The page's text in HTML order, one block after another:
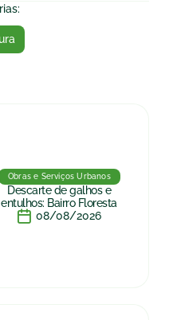
Obras e Serviços Urbanos
Descarte de galhos e
entulhos: Bairro Floresta
08/08/2026